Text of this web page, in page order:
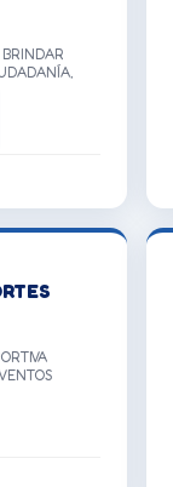
EN
Y
DE LA